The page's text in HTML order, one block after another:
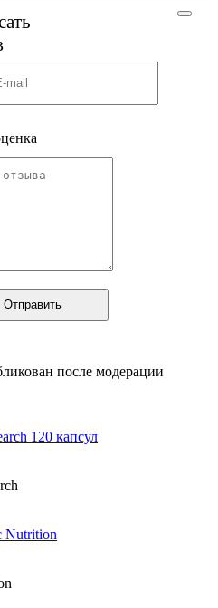
после модерации
120 капсул
Nutrition